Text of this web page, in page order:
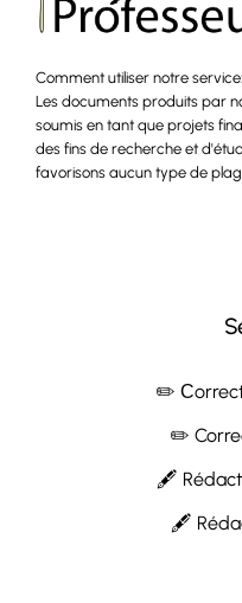
Comment utiliser notre service:
Les documents produits par
soumis en tant que projets
des fins de recherche et
favorisons aucun type de
✏️
✏️
🖋
🖋